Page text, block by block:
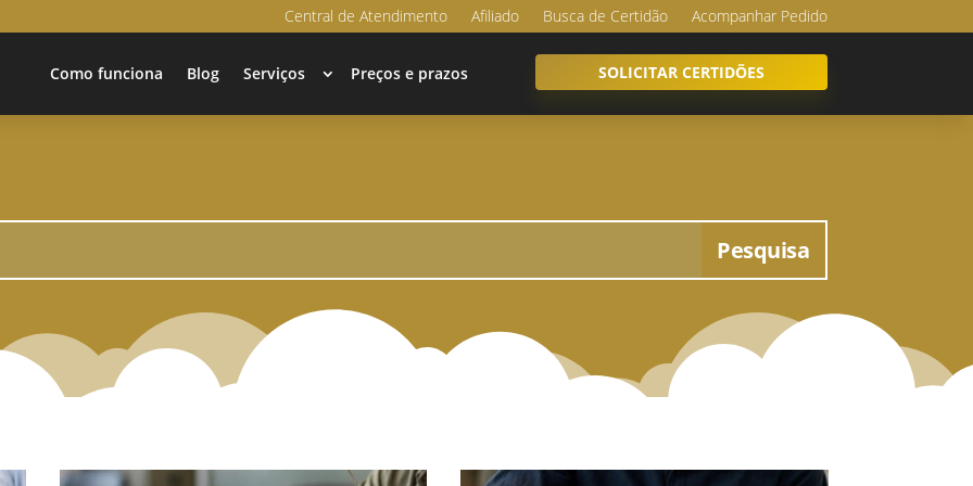
Central de Atendimento Afiliado Busca de Certidão Acompanhar Pedido
Como funciona Blog Serviços Preços e prazos SOLICITAR CERTIDÕES